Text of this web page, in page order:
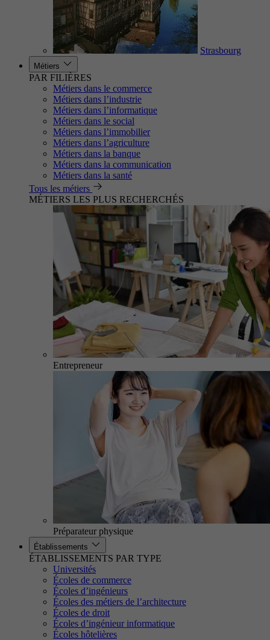
Strasbourg
Métiers
PAR FILIÈRES
Métiers dans le commerce
Métiers dans l’industrie
Métiers dans l’informatique
Métiers dans le social
Métiers dans l’immobilier
Métiers dans l’agriculture
Métiers dans la banque
Métiers dans la communication
Métiers dans la santé
Tous les métiers
MÉTIERS LES PLUS RECHERCHÉS
Entrepreneur
Préparateur physique
Établissements
ÉTABLISSEMENTS PAR TYPE
Universités
Écoles de commerce
Écoles d’ingénieurs
Écoles des métiers de l’architecture
Écoles de droit
Écoles d’ingénieur informatique
Écoles hôtelières